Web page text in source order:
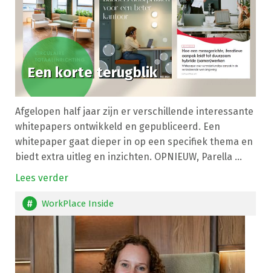
Een korte terugblik
Afgelopen half jaar zijn er verschillende interessante
whitepapers ontwikkeld en gepubliceerd. Een
whitepaper gaat dieper in op een specifiek thema en
biedt extra uitleg en inzichten. OPNIEUW, Parella ...
Lees verder
WorkPlace Inside